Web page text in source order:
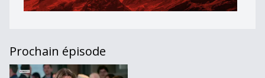
Prochain épisode
Résultats des élections fédérales - Flash de 15h00